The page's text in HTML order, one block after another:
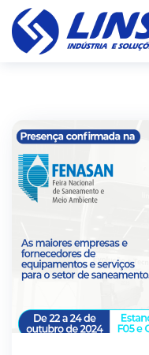
conteúdo